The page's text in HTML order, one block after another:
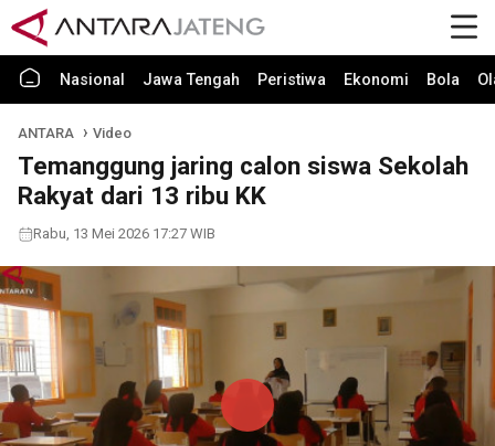
Nasional Jawa Tengah Peristiwa Ekonomi Bola
ANTARA Video
Temanggung jaring calon siswa Sekolah
Rakyat dari 13 ribu KK
Rabu, 13 Mei 2026 17:27 WIB
Play